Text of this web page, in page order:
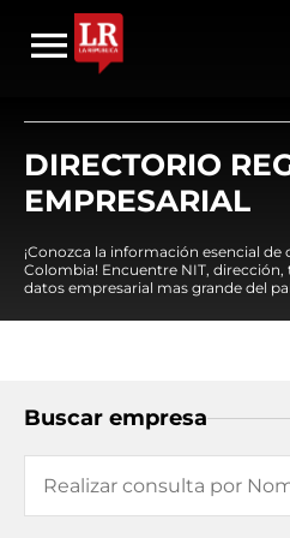
DIRECTORIO
EMPRESARIAL
¡Conozca la información esencial
Colombia! Encuentre NIT, dirección,
datos empresarial mas grande del
Buscar empresa